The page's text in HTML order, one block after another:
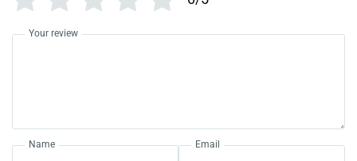
Your review
Name Email